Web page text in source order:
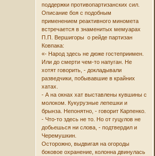
поддержки противопартизанских сил.
Описание боя с подобным
применением реактивного миномета
встречается в знаменитых мемуарах
П.П. Вершигоры о рейде партизан
Ковпака:
«- Народ здесь не дюже гостеприимен.
Или до смерти чем-то напуган. Не
хотят говорить, - докладывали
разведчики, побывавшие в крайних
хатах.
- А на окнах хат выставлены кувшины с
молоком. Кукурузные лепешки и
брынза. Непонятно, - говорит Карпенко.
- Что-то здесь не то. Но от гуцулов не
добьешься ни слова, - подтвердил и
Черемушкин.
Осторожно, выдвигая на огороды
боковое охранение, колонна двинулась